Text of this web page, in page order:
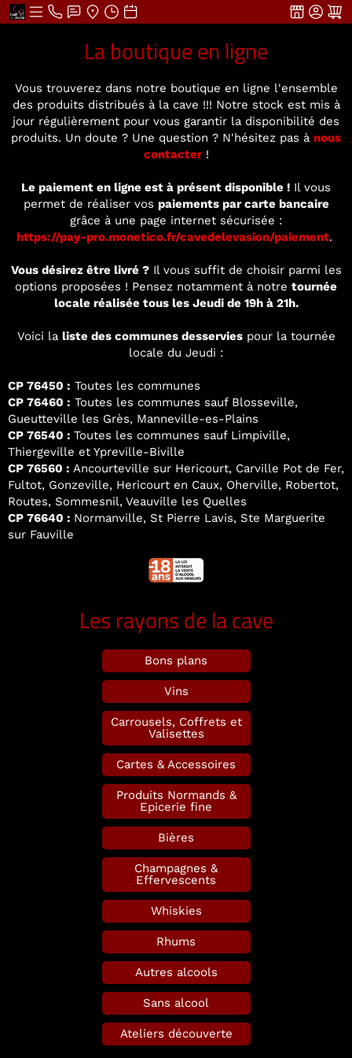
La boutique en ligne
Vous trouverez dans notre boutique en ligne l'ensemble
des produits distribués à la cave !!! Notre stock est mis à
jour régulièrement pour vous garantir la disponibilité des
produits. Un doute ? Une question ? N'hésitez pas à nous
contacter!
Le paiement en ligne est à présent disponible ! Il vous
permet de réaliser vos paiements par carte bancaire
grâce à une page internet sécurisée :
https://pay-pro.monetico.fr/cavedelevasion/paiement.
Vous désirez être livré ?Il vous suffit de choisir parmi les
options proposées ! Pensez notamment à notre tournée
locale réalisée tous les Jeudi de 19h à 21h.
Voici la liste des communes desserviespour la tournée
locale du Jeudi :
CP 76450 : Toutes les communes
CP 76460 : Toutes les communes sauf Blosseville,
Gueutteville les Grès, Manneville-es-Plains
CP 76540 : Toutes les communes sauf Limpiville,
Thiergeville et Ypreville-Biville
CP 76560 : Ancourteville sur Hericourt, Carville Pot de Fer,
Fultot, Gonzeville, Hericourt en Caux, Oherville, Robertot,
Routes, Sommesnil, Veauville les Quelles
CP 76640 : Normanville, St Pierre Lavis, Ste Marguerite
sur Fauville
Les rayons de la cave
Bons plans
Vins
Carrousels, Coffrets et
Valisettes
Cartes & Accessoires
Produits Normands &
Epicerie fine
Bières
Champagnes &
Effervescents
Whiskies
Rhums
Autres alcools
Sans alcool
Ateliers découverte